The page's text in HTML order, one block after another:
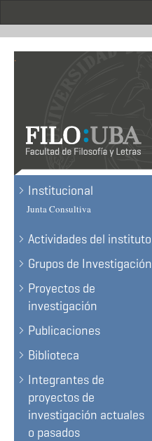
.
Institucional
Junta Consultiva
Actividades del instituto
Grupos de Investigación
Proyectos de
investigación
Publicaciones
Biblioteca
Integrantes de
proyectos de
investigación actuales
o pasados